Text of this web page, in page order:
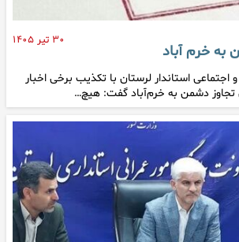
۳۰ تیر ۱۴۰۵
خرم آباد
استاندار لرستان با تکذیب برخی اخبار
دشمن به خرم‌آباد گفت: هیچ…